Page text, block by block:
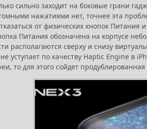
сильно заходит на боковые грани
нажатиями нет, точнее эта
от физических кнопок
Питания обозначена на корпусе
располагаются сверху и снизу
уступает по качеству Haptic Engine в
то для этого сойдет